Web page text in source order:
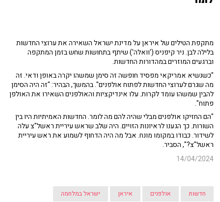
מתקפת הטילים של איראן על מדינת ישראל השאירה את ערוצי החדשות
בלילה לבן. ניר קיפניס ('וואלה') שיתף בתחושות שחש בזמן המתקפה
וברגעים המוזרים במהדורות החדשות.
"כשנשיא אמריקאי מפסיד חופשה זה סימן שמשהו יקרה באופן ודאי. זה
מה שגרם לערוצי החדשות לפתוח אולפנים". בהמשך, הבהיר: "זה היה הסימן
להבין שמשהו עומד לקרות. עלו אינדיקציות והאולפנים השאירו את האולפן
פתוח".
"הם החזיקו אולפנים מבלי שהיה להם מה לומר. החדשות האמיתיות היו בין
השורות. כך הגענו לראיונות הזויים. היה שלב שראש עיריית ראשל"צ עלה
לשידור. כבודו במקומו מונח. אבל מה היה הדחוף לשמוע את ראש עיריית
ראשל"צ?", הסביר.
14/04/2024
חדשות אולפנים איראן ישראל במלחמה